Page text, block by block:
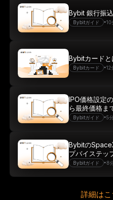
Bybitガイド •10
Bybit 銀行振
Bybitカード •12
Bybitカード
Bybitガイド •5
IPO価格設定
ら最終価格ま
Bybitガイド •8
Bybitの
プバイステッ
詳細はこ